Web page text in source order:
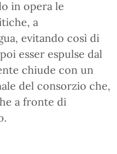
in opera le
a
evitando così di
esser espulse dal
chiude con un
del consorzio che,
a fronte di